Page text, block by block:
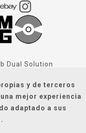
y de terceros
mejor experiencia
adaptado a sus
Dual Solution